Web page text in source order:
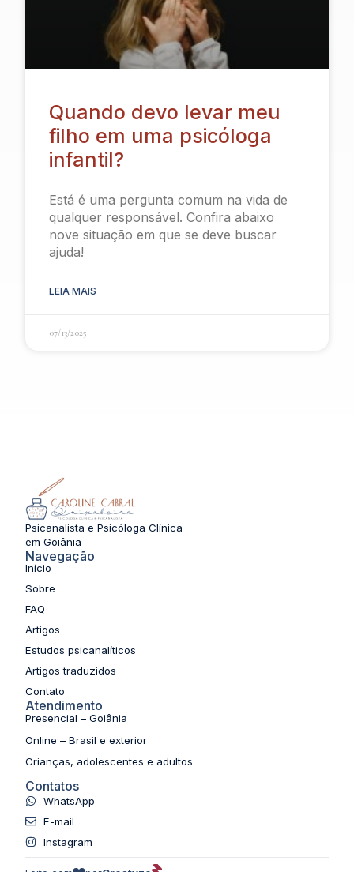
Quando devo levar meu
filho em uma psicóloga
infantil?
Está é uma pergunta comum na vida de
qualquer responsável. Confira abaixo
nove situação em que se deve buscar
ajuda!
LEIA MAIS
07/13/2025
Psicanalista e Psicóloga Clínica
em Goiânia
Navegação
Início
Sobre
FAQ
Artigos
Estudos psicanalíticos
Artigos traduzidos
Contato
Atendimento
Presencial – Goiânia
Online – Brasil e exterior
Crianças, adolescentes e adultos
Contatos
WhatsApp
E-mail
Instagram